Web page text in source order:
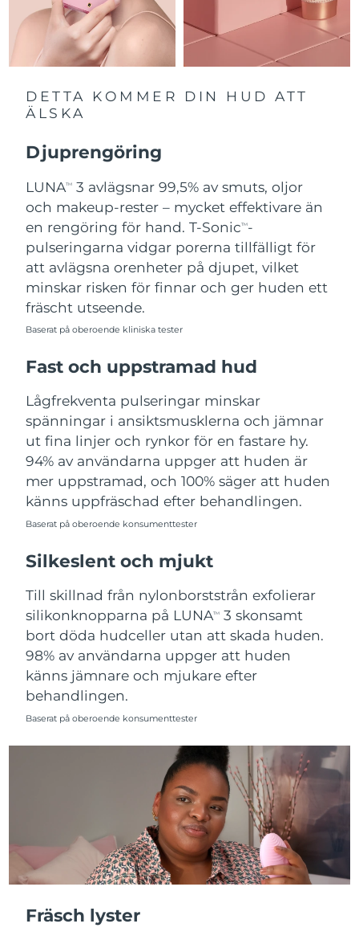
DETTA KOMMER DIN HUD ATT
ÄLSKA
Djuprengöring
LUNATM
3 avlägsnar 99,5% av smuts, oljor
och makeup-rester – mycket effektivare än
en rengöring för hand. T-SonicTM-
pulseringarna vidgar porerna tillfälligt för
att avlägsna orenheter på djupet, vilket
minskar risken för finnar och ger huden ett
fräscht utseende.
Baserat på oberoende kliniska tester
Fast och uppstramad hud
Lågfrekventa pulseringar minskar
spänningar i ansiktsmusklerna och jämnar
ut fina linjer och rynkor för en fastare hy.
94% av användarna uppger att huden är
mer uppstramad, och 100% säger att huden
känns uppfräschad efter behandlingen.
Baserat på oberoende konsumenttester
Silkeslent och mjukt
Till skillnad från nylonborststrån exfolierar
silikonknopparna på LUNATM
3 skonsamt
bort döda hudceller utan att skada huden.
98% av användarna uppger att huden
känns jämnare och mjukare efter
behandlingen.
Baserat på oberoende konsumenttester
Fräsch lyster
Slovakien Förväntad leverans 8/10/26
Slovenien
Sydafrika
Sydkorea
Spanien Förväntad leverans8/10/26
Sverige Förväntad leverans
Schweiz Förväntad leverans
Taiwan Förväntad leverans
Thailand
Turkiet Förväntad leverans
Förenade
Arabemiraten
Förväntad leverans8/11/26
Storbritannien Förväntad leverans 8/10/26
USA Förväntad leverans8/11/26